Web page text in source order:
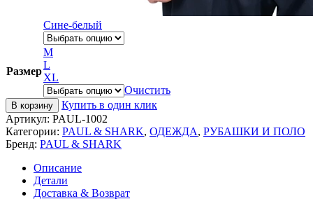
Сине-белый
Размер
M
L
XL
Очистить
В корзину
Купить в один клик
Артикул: PAUL-1002
Категории: PAUL & SHARK, ОДЕЖДА, РУБАШКИ И ПОЛО
Бренд: PAUL & SHARK
Описание
Детали
Доставка & Возврат